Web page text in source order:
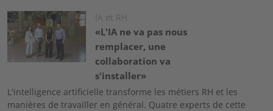
Image IA et RH
«L'IA ne va pas nous
remplacer, une
collaboration va
s'installer»
L'intelligence artificielle transforme les métiers RH et les
manières de travailler en général. Quatre experts de cette